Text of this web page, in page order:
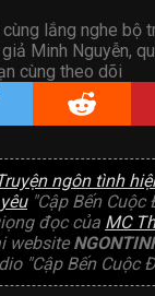
lắng nghe bộ
Minh Nguyễn,
cùng theo dõi
ngôn tình
"Cập Bến Cuộc
đọc của MC
website
"Cập Bến Cuộc